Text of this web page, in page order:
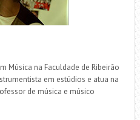
Música na Faculdade de Ribeirão
em estúdios e atua na
de música e músico